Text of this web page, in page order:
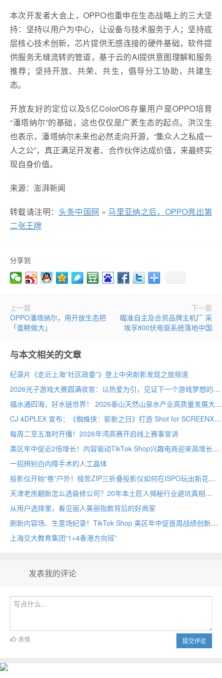
本次开发者大会上，OPPO也重申在生态战略上的三大坚
持：坚持以用户为中心，让设备与技术服务于人；坚持底
层核心技术创新，芯片提供无感连接的硬件基础，软件提
供服务无缝流转的管道，基于云的AI提供意图理解和服务
推荐；坚持开放、共荣、共生，倡导分工协助，共建生
态。
开放友好的定位以及5亿ColorOS存量用户是OPPO培育
“潘塔纳尔”的基础，这也仅仅是广袤生态的起点。洪汉生
也表示，潘塔纳尔未来也必然走向开源，“集众人之私成一
人之公”，真正满足开发者、合作伙伴达成价值，来最终实
现自身价值。
来源：澎湃新闻
转载请注明： 头条中国网 » 马里亚纳之后，OPPO亮出第
二张王牌
分享到
上一篇
OPPO潘塔纳尔，用开放生态把
「蛋糕做大」
下一篇
瞄准自主及合资品牌主机厂 采
埃孚800伏电驱系统落地中国
与本文相关的文章
纪录片《走近上海“社区政委”》登上中央新影发现之旅频道
2026光子游戏大赛圆满收官：以热爱为引，见证下一个游戏梦想的诞生
福水通四海，好水链世界！ 2026泰山天然山泉水产业高质量发展大会圆满举行
CJ 4DPLEX 宣布：《蜘蛛侠：崭新之日》打造 Shot for SCREENX 专属版本
每周二至五准时开播！2026年湾高赛开启线上赛事宣讲
美区年中促近2倍增长！内容驱动TikTok Shop兴趣电商迎来高增长
一招辨别白内障手术的人工晶体
投影仪开始“卷”户外！极哲ZIP三折叠投影仪如何在ISPO玩出新花样？
天津老房翻新怎么选装修公司？20年本土匠人揭秘行业避坑真相
从用户选择里，看见丽人美丽指数背后的好商家
刷新内容场、生意场纪录！TikTok Shop 美区年中促首周战绩创新高
上海交大教育集团“1+4香港方向班”
发表我的评论
提交评论
表情